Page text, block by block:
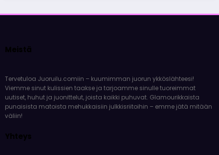
Meistä
Tervetuloa Juoruilu.comiin – kuumimman juorun ykköslähteesi!
Viemme sinut kulissien taakse ja tarjoamme sinulle tuoreimmat
uutiset, huhut ja juonittelut, joista kaikki puhuvat. Glamourikkaista
punaisista matoista mehukkaisiin julkkisriitoihin – emme jätä mitään
väliin!
Yhteys